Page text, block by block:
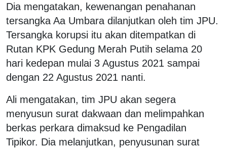
Dia mengatakan, kewenangan penahanan
tersangka Aa Umbara dilanjutkan oleh tim JPU.
Tersangka korupsi itu akan ditempatkan di
Rutan KPK Gedung Merah Putih selama 20
hari kedepan mulai 3 Agustus 2021 sampai
dengan 22 Agustus 2021 nanti.
Ali mengatakan, tim JPU akan segera
menyusun surat dakwaan dan melimpahkan
berkas perkara dimaksud ke Pengadilan
Tipikor. Dia melanjutkan, penyusunan surat